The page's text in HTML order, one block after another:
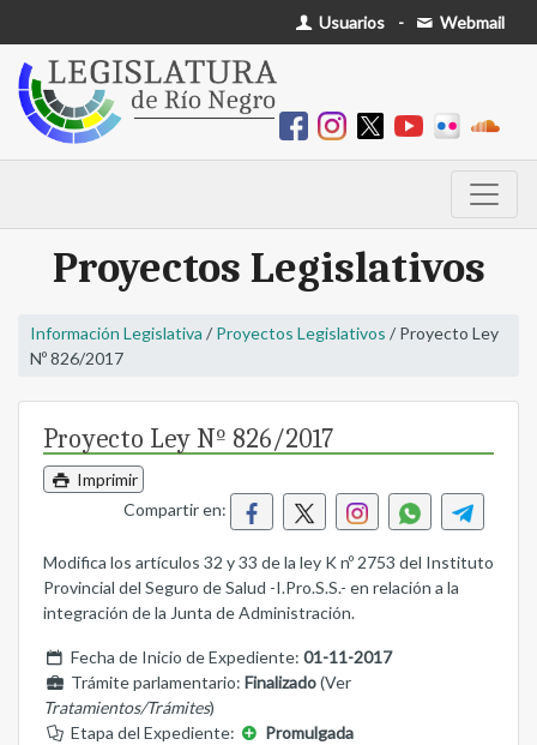
Usuarios - Webmail
Proyectos Legislativos
Información Legislativa / Proyectos Legislativos / Proyecto Ley
Nº 826/2017
Proyecto Ley Nº 826/2017
Imprimir
Compartir en:
Modifica los artículos 32 y 33 de la ley K nº 2753 del Instituto
Provincial del Seguro de Salud -I.Pro.S.S.- en relación a la
integración de la Junta de Administración.
Fecha de Inicio de Expediente: 01-11-2017
Trámite parlamentario: Finalizado(Ver
Tratamientos/Trámites)
Etapa del Expediente:
Promulgada